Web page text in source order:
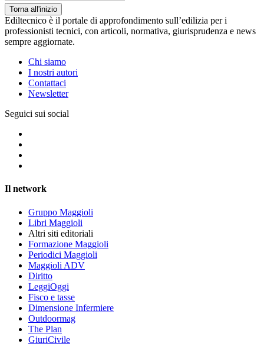
Torna all'inizio
Ediltecnico è il portale di approfondimento sull’edilizia per i
professionisti tecnici, con articoli, normativa, giurisprudenza e news
sempre aggiornate.
Chi siamo
I nostri autori
Contattaci
Newsletter
Seguici sui social
Il network
Gruppo Maggioli
Libri Maggioli
Altri siti editoriali
Formazione Maggioli
Periodici Maggioli
Maggioli ADV
Diritto
LeggiOggi
Fisco e tasse
Dimensione Infermiere
Outdoormag
The Plan
GiuriCivile